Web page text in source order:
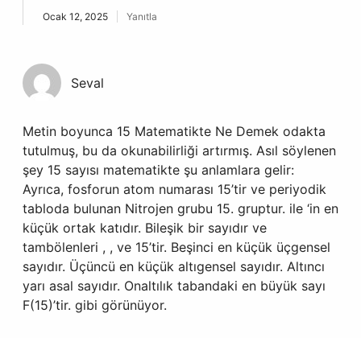
Ocak 12, 2025 Yanıtla
Seval
Metin boyunca 15 Matematikte Ne Demek odakta
tutulmuş, bu da okunabilirliği artırmış. Asıl söylenen
şey 15 sayısı matematikte şu anlamlara gelir:
Ayrıca, fosforun atom numarası 15’tir ve periyodik
tabloda bulunan Nitrojen grubu 15. gruptur. ile ‘in en
küçük ortak katıdır. Bileşik bir sayıdır ve
tambölenleri , , ve 15’tir. Beşinci en küçük üçgensel
sayıdır. Üçüncü en küçük altıgensel sayıdır. Altıncı
yarı asal sayıdır. Onaltılık tabandaki en büyük sayı
F(15)’tir. gibi görünüyor.